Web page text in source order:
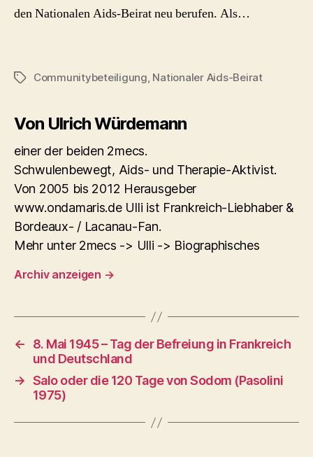
den Nationalen Aids-Beirat neu berufen. Als…
Schlagwörter
Communitybeteiligung, Nationaler Aids-Beirat
Von Ulrich Würdemann
einer der beiden 2mecs.
Schwulenbewegt, Aids- und Therapie-Aktivist.
Von 2005 bis 2012 Herausgeber
www.ondamaris.de Ulli ist Frankreich-Liebhaber &
Bordeaux- / Lacanau-Fan.
Mehr unter 2mecs -> Ulli -> Biographisches
Archiv anzeigen →
←
8. Mai 1945 – Tag der Befreiung in Frankreich
und Deutschland
→ Salo oder die 120 Tage von Sodom (Pasolini
1975)